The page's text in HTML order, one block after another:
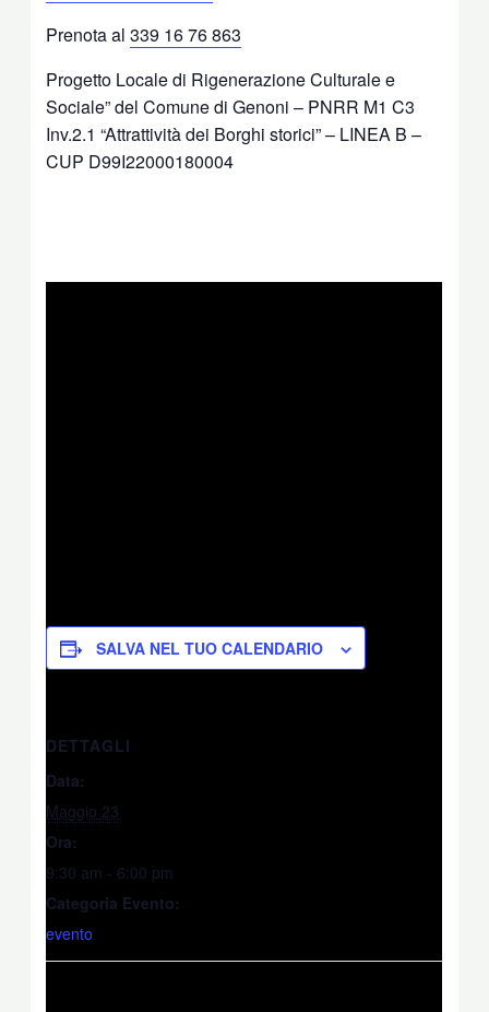
Prenota al339 16 76 863
Progetto Locale di Rigenerazione Culturale e
Sociale” del Comune di Genoni – PNRR M1 C3
Inv.2.1 “Attrattività dei Borghi storici” – LINEA B –
CUP D99I22000180004
SALVA NEL TUO CALENDARIO
DETTAGLI
Data:
Maggio 23
Ora:
9:30 am - 6:00 pm
Categoria Evento:
evento